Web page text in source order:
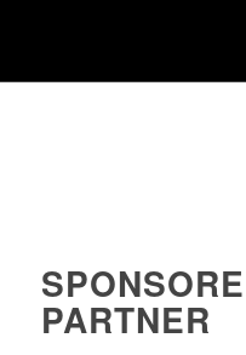
PARTNER